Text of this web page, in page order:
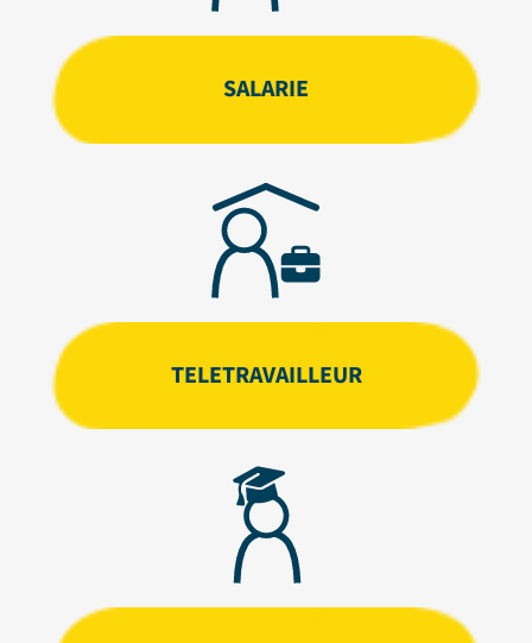
SALARIE
TELETRAVAILLEUR